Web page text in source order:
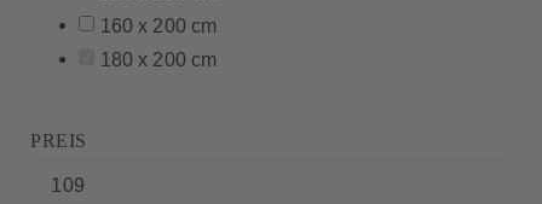
160 x 200 cm
180 x 200 cm
PREIS